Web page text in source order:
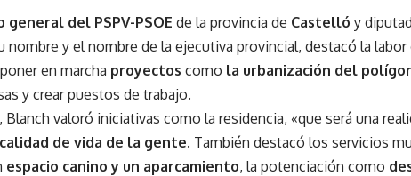
general del PSPV-PSOE de la provincia de Castelló y
nombre y el nombre de la ejecutiva provincial, destacó la labor
en marcha proyectos como la urbanización del
y crear puestos de trabajo.
Blanch valoró iniciativas como la residencia, «que será una
de vida de la gente. También destacó los servicios
espacio canino y un aparcamiento, la potenciación como